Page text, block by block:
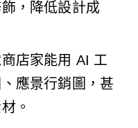
，降低設計成
商店家能用 AI 工
應景行銷圖，甚
。